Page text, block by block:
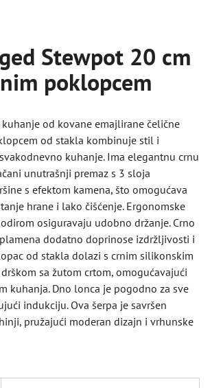
Stewpot 20 cm
poklopcem
od kovane emajlirane čelične
od stakla kombinuje stil i
kuhanje. Ima elegantnu crnu
unutrašnji premaz s 3 sloja
s efektom kamena, što omogućava
hrane i lako čišćenje. Ergonomske
osiguravaju udobno držanje. Crno
dodatno doprinose izdržljivosti i
od stakla dolazi s crnim silikonskim
sa žutom crtom, omogućavajući
kuhanja. Dno lonca je pogodno za sve
indukciju. Ova šerpa je savršen
pružajući moderan dizajn i vrhunske